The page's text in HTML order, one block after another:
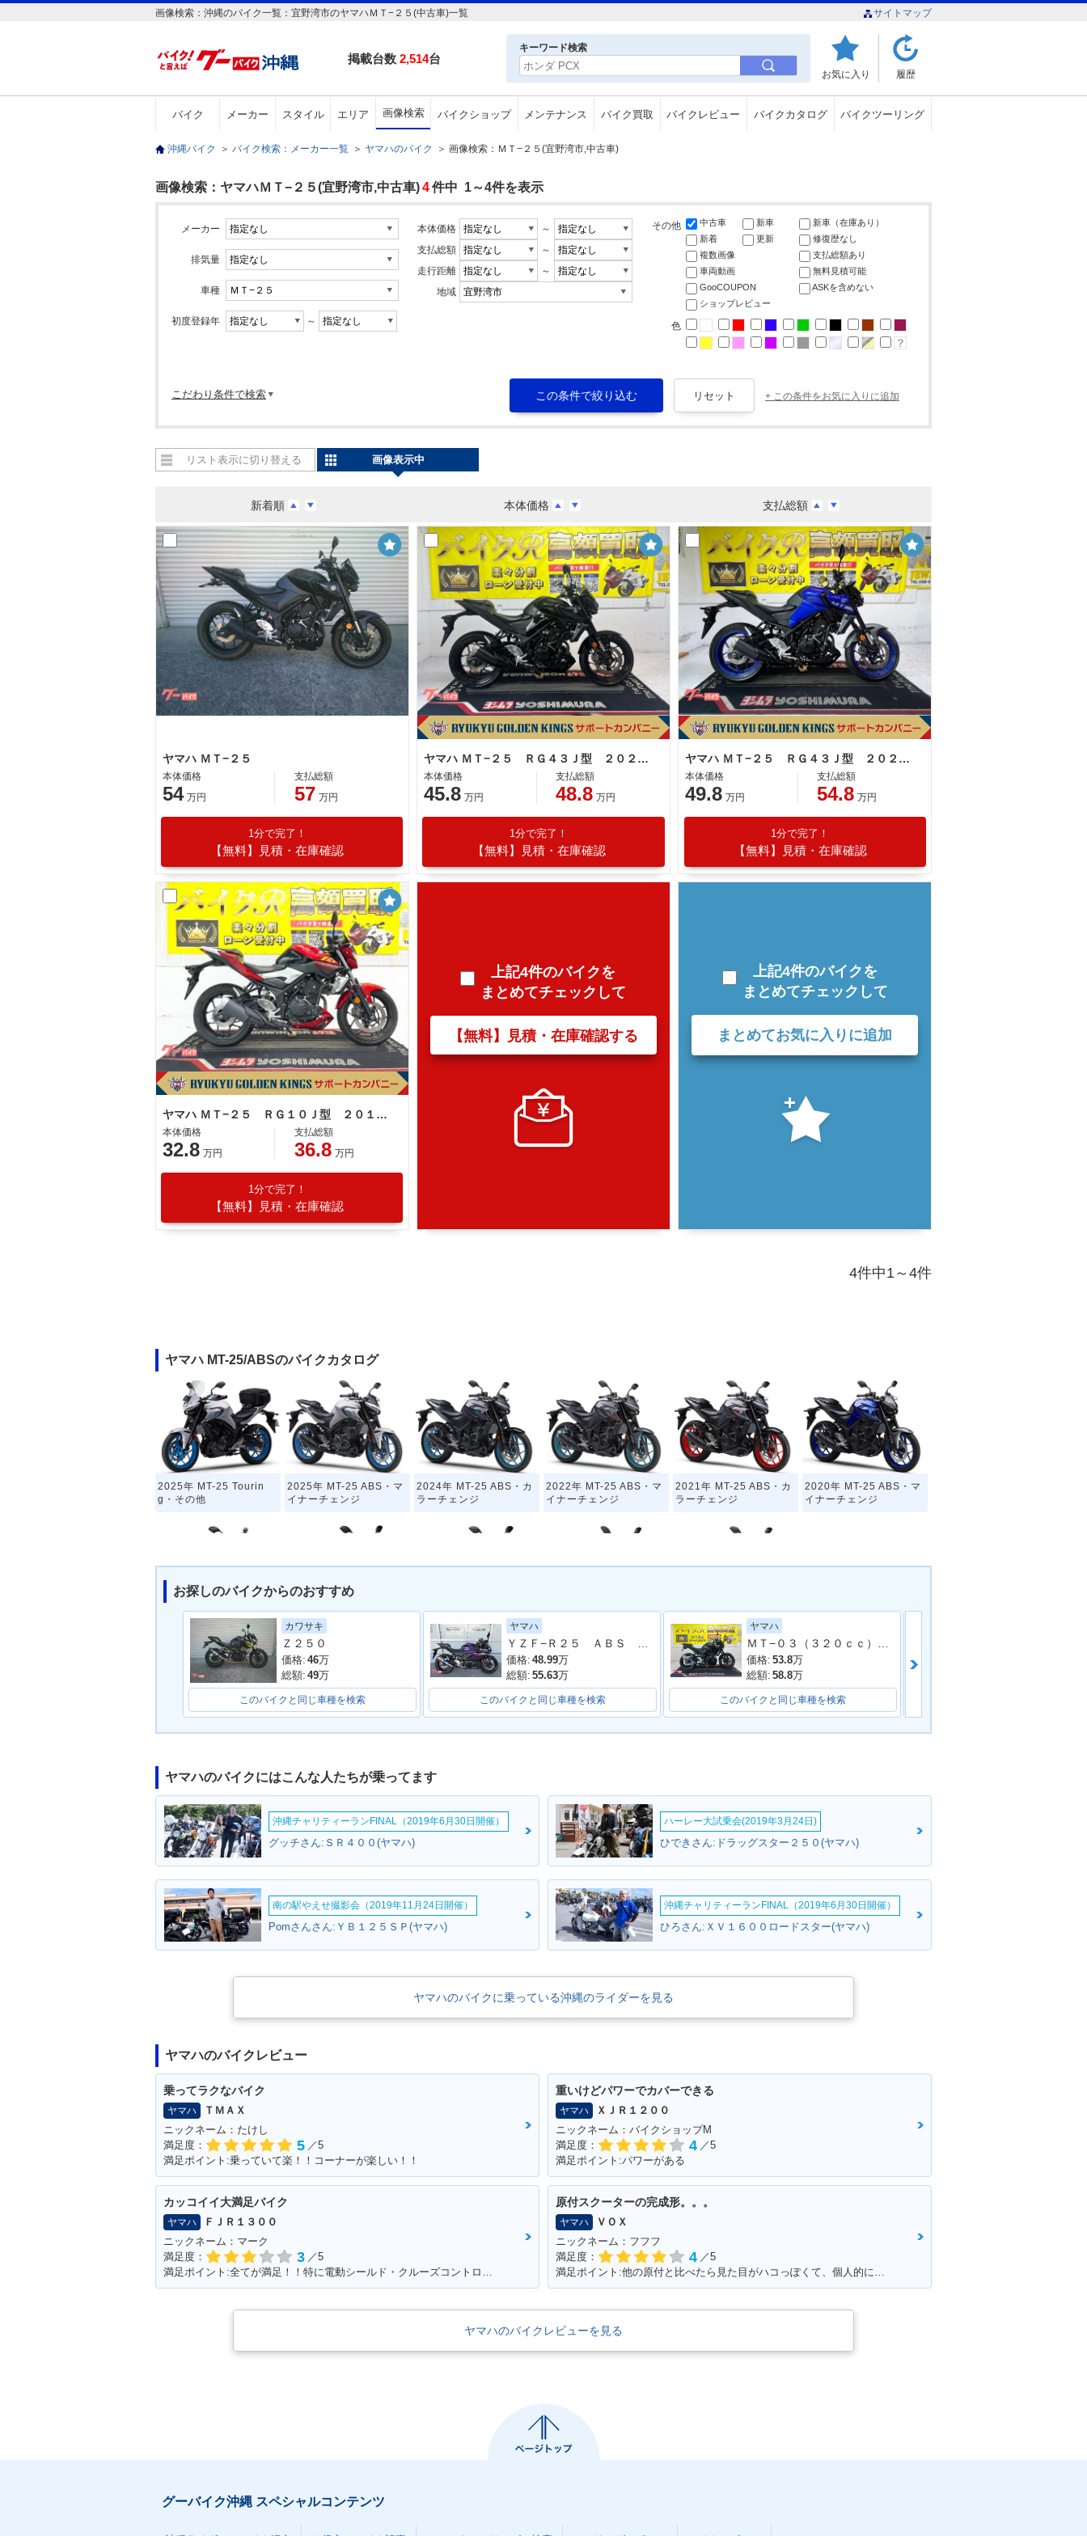
画像検索：沖縄のバイク一覧：宜野湾市のヤマハＭＴ−２５(中古車)一覧 サイトマップ
掲載台数 2,514台
キーワード検索
お気に入り 履歴
バイク メーカー スタイル エリア 画像検索 バイクショップ メンテナンス バイク買取 バイクレビュー バイクカタログ バイクツーリング
沖縄バイク ＞ バイク検索：メーカー一覧 ＞ ヤマハのバイク ＞ 画像検索：ＭＴ−２５(宜野湾市,中古車)
画像検索：ヤマハＭＴ−２５(宜野湾市,中古車)4件中 1～4件を表示
メーカー
排気量
車種
初度登録年 ～
本体価格
～
支払総額
～
走行距離
～
地域
その他 中古車 新車
新車（在庫あり）
新着
更新
修復歴なし
複数画像
支払総額あり
車両動画
無料見積可能
GooCOUPON
ASKを含めない
ショップレビュー
色
こだわり条件で検索 + この条件をお気に入りに追加
新着順 本体価格 支払総額
リスト表示に切り替える 画像表示中
ヤマハ ＭＴ−２５
本体価格
54 万円
支払総額
57 万円
1分で完了！
【無料】見積・在庫確認
ヤマハ ＭＴ−２５ ＲＧ４３Ｊ型 ２０２０年モデル エンジンスライダー 社外スクリーン
本体価格
45.8 万円
支払総額
48.8 万円
1分で完了！
【無料】見積・在庫確認
ヤマハ ＭＴ−２５ ＲＧ４３Ｊ型 ２０２０年モデル ＡＢＳ付 デジタルメーター
本体価格
49.8 万円
支払総額
54.8 万円
1分で完了！
【無料】見積・在庫確認
ヤマハ ＭＴ−２５ ＲＧ１０Ｊ型 ２０１６年モデル ヘルメットホルダー ショートスクリーン サイドスタンド スペアキー
本体価格
32.8 万円
支払総額
36.8 万円
1分で完了！
【無料】見積・在庫確認
上記4件のバイクを
まとめてチェックして
【無料】見積・在庫確認する
上記4件のバイクを
まとめてチェックして
まとめてお気に入りに追加
4件中1～4件
ヤマハ MT-25/ABSのバイクカタログ
2025年 MT-25 Tourin
g・その他
2025年 MT-25 ABS・マ
イナーチェンジ
2024年 MT-25 ABS・カ
ラーチェンジ
2022年 MT-25 ABS・マ
イナーチェンジ
2021年 MT-25 ABS・カ
ラーチェンジ
2020年 MT-25 ABS・マ
イナーチェンジ
2020年 MT-25・マイナ
ーチェンジ
2019年 MT-25・カラー
チェンジ
2018年 MT-25・カラー
チェンジ
チェンジ
2016年 MT-25・新登場
お探しのバイクからのおすすめ
カワサキ
Ｚ２５０
価格: 46万
総額: 49万
このバイクと同じ車種を検索
ヤマハ
価格: 48.99万
総額: 55.63万
このバイクと同じ車種を検索
ヤマハ
価格: 53.8万
総額: 58.8万
このバイクと同じ車種を検索
ヤマハのバイクにはこんな人たちが乗ってます
沖縄チャリティーランFINAL（2019年6月30日開催）
グッチさん:ＳＲ４００(ヤマハ)
ハーレー大試乗会(2019年3月24日)
ひできさん:ドラッグスター２５０(ヤマハ)
南の駅やえせ撮影会（2019年11月24日開催）
Pomさんさん:ＹＢ１２５ＳＰ(ヤマハ)
沖縄チャリティーランFINAL（2019年6月30日開催）
ひろさん:ＸＶ１６００ロードスター(ヤマハ)
ヤマハのバイクに乗っている沖縄のライダーを見る
ヤマハのバイクレビュー
乗ってラクなバイク
ヤマハ
ＴＭＡＸ
ニックネーム：たけし
満足度：
5 ／5
満足ポイント:乗っていて楽！！コーナーが楽しい！！
重いけどパワーでカバーできる
ヤマハ
ＸＪＲ１２００
ニックネーム：バイクショップM
満足度：
4 ／5
満足ポイント:パワーがある
カッコイイ大満足バイク
ヤマハ
ＦＪＲ１３００
ニックネーム：マーク
満足度：
3 ／5
原付スクーターの完成形。。。
ヤマハ
ＶＯＸ
ニックネーム：フフフ
満足度：
4 ／5
ヤマハのバイクレビューを見る
グーバイク沖縄 スペシャルコンテンツ